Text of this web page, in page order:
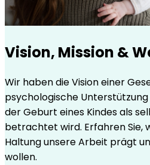
Vision, Mission &
Wir haben die Vision einer
psychologische
der Geburt eines Kindes als
betrachtet wird. Erfahren Sie,
Haltung unsere Arbeit prägt
wollen.